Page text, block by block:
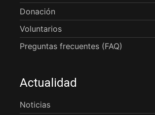
Donación
Voluntarios
Preguntas frecuentes (FAQ)
Actualidad
Noticias